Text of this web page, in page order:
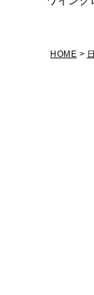
HOME